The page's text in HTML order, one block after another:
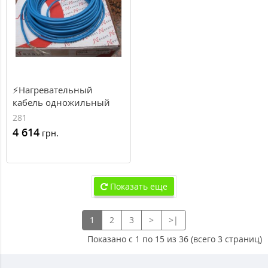
⚡Нагревательный
кабель одножильный
Nexans TXLP/1 700/17,
4.1-5.2м², 700Вт,
41.2м.п., 17Вт\м.п.
281
4 614 грн.
Показать еще
1 2 3 >
>|
Показано с 1 по 15 из 36 (всего 3 страниц)